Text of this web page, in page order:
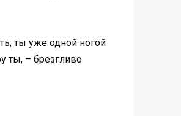
ты уже одной ногой
ты, – брезгливо